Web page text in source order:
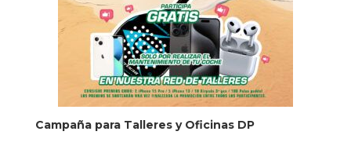
Campaña para Talleres y Oficinas DP